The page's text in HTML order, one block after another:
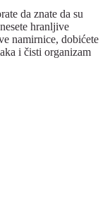
da znate da su
hranljive
namirnice, dobićete
i čisti organizam